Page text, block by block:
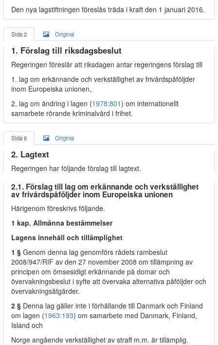
Den nya lagstiftningen föreslås träda i kraft den 1 januari 2016.
Sida 2 Original
1. Förslag till riksdagsbeslut
Regeringen föreslår att riksdagen antar regeringens förslag till
1. lag om erkännande och verkställighet av frivårdspåföljder
inom Europeiska unionen,
2. lag om ändring i lagen (1978:801) om internationellt
samarbete rörande kriminalvård i frihet.
Sida 6 Original
2. Lagtext
Regeringen har följande förslag till lagtext.
2.1. Förslag till lag om erkännande och verkställighet
av frivårdspåföljder inom Europeiska unionen
Härigenom föreskrivs följande.
1 kap. Allmänna bestämmelser
Lagens innehåll och tillämplighet
1 § Genom denna lag genomförs rådets rambeslut
2008/947/RIF av den 27 november 2008 om tillämpning av
principen om ömsesidigt erkännande på domar och
övervakningsbeslut i syfte att övervaka alternativa påföljder och
övervakningsåtgärder.
2 § Denna lag gäller inte i förhållande till Danmark och Finland
om lagen (1963:193) om samarbete med Danmark, Finland,
Island och
Norge angående verkställighet av straff m.m. är tillämplig.